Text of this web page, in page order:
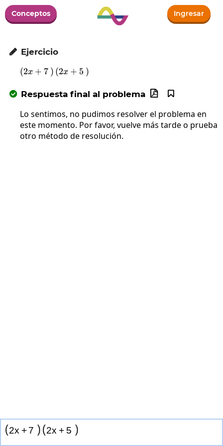
Conceptos Ingresar
 Ejercicio
\left(2x+7\:\right)\left(2x+5\:\right)
(2x + 7 ) (2x + 5 )
 Respuesta final al problema 

Lo sentimos, no pudimos resolver el problema en
este momento. Por favor, vuelve más tarde o prueba
otro método de resolución.
(2x + 7 )(2x + 5 )